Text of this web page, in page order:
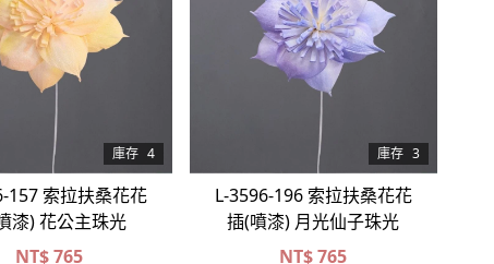
庫存 4
157 索拉扶桑花花
漆) 花公主珠光
NT$765
庫存 3
L-3596-196 索拉扶桑花花
插(噴漆) 月光仙子珠光
NT$765